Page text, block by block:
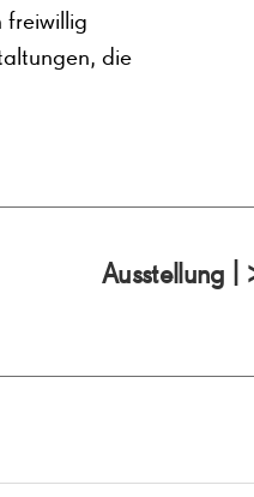
freiwillig
die
Ausstellung |